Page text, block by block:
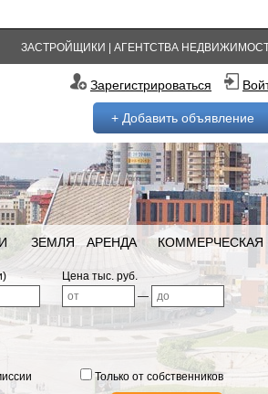
ЗАСТРОЙЩИКИ АГЕНТСТВА
Зарегистрироваться
+ Добавить объявление
ЗЕМЛЯ АРЕНДА КОММЕРЧЕСКАЯ
Цена тыс. руб.
—
Только от собственников